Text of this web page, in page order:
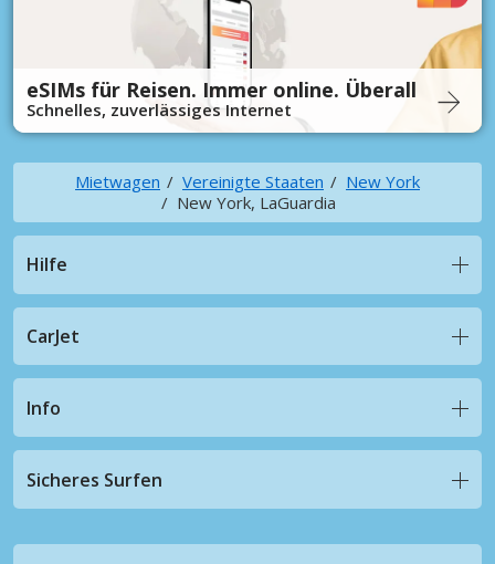
eSIMs für Reisen. Immer online. Überall
Schnelles, zuverlässiges Internet
Mietwagen Vereinigte Staaten
New York
New York, LaGuardia
Hilfe
CarJet
Info
Sicheres Surfen